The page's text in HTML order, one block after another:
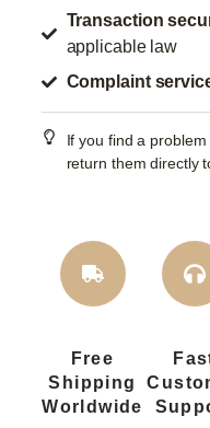
Transaction
applicable law
Complaint
If you find a
return them directly
Free
Shipping
Worldwide